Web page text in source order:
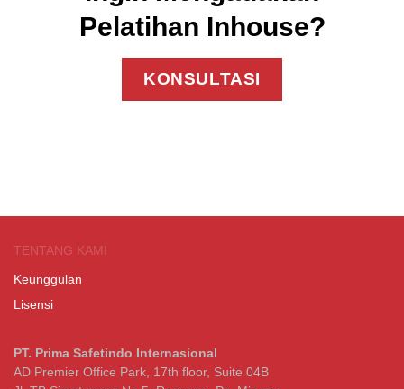
Pelatihan Inhouse?
KONSULTASI
TENTANG KAMI
Keunggulan
Lisensi
PT. Prima Safetindo Internasional
AD Premier Office Park, 17th floor, Suite 04B